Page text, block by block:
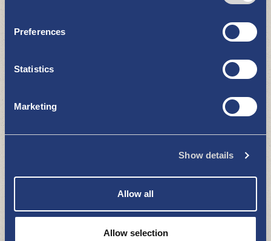
Preferences
Statistics
Marketing
Show details
Allow all
Allow selection